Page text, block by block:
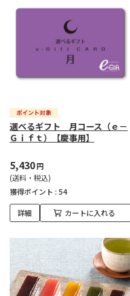
選べるギフト 月コース（ｅ－
Ｇｉｆｔ）【慶事用】
5,430円
(送料・税込)
獲得ポイント : 54
詳細 カートに入れる